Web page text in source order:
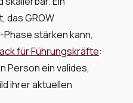
das GROW
stärken kann,
für Führungskräfte:
Person ein valides,
ihrer aktuellen